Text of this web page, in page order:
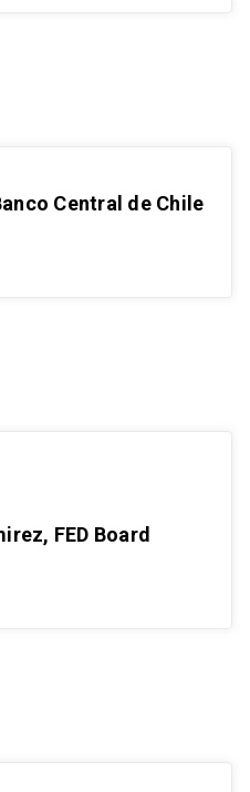
Central de Chile
FED Board